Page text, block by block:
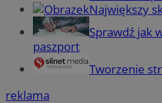
Największy
Sprawdź jak
paszport
Tworzenie
reklama